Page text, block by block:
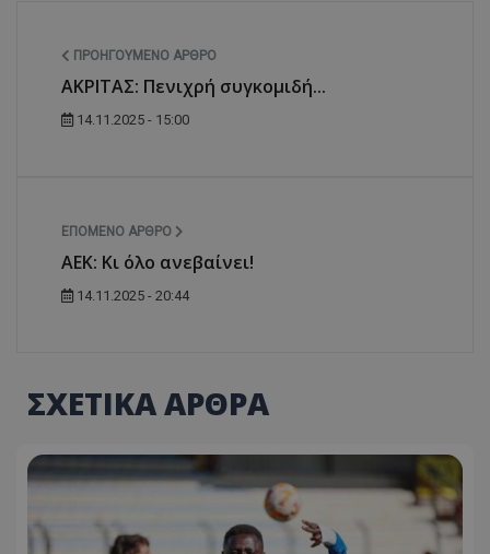
ΠΡΟΗΓΟΎΜΕΝΟ ΆΡΘΡΟ
ΑΚΡΙΤΑΣ: Πενιχρή συγκομιδή...
14.11.2025 - 15:00
ΕΠΌΜΕΝΟ ΆΡΘΡΟ
ΑΕΚ: Κι όλο ανεβαίνει!
14.11.2025 - 20:44
ΣΧΕΤΙΚΑ ΑΡΘΡΑ